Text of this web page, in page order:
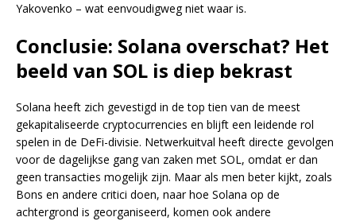
Yakovenko – wat eenvoudigweg niet waar is.
Conclusie: Solana overschat? Het
beeld van SOL is diep bekrast
Solana heeft zich gevestigd in de top tien van de meest
gekapitaliseerde cryptocurrencies en blijft een leidende rol
spelen in de DeFi-divisie. Netwerkuitval heeft directe gevolgen
voor de dagelijkse gang van zaken met SOL, omdat er dan
geen transacties mogelijk zijn. Maar als men beter kijkt, zoals
Bons en andere critici doen, naar hoe Solana op de
achtergrond is georganiseerd, komen ook andere